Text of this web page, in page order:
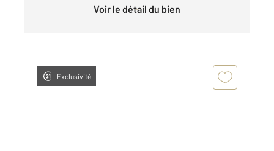
Voir le détail du bien
Exclusivité